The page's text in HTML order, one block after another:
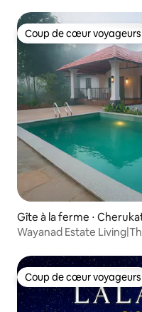
Coup de cœur voyageurs
Coup de cœur voyageurs
Gîte à la ferme ⋅
Wayanad Estate
Coup de cœur voyageurs
Coup de cœur voyageurs